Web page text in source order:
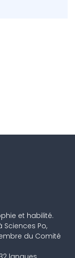
et habilité.
Sciences Po,
du Comité